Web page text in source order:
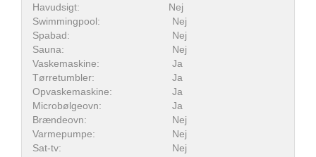
Havudsigt:
Nej
Swimmingpool:
Nej
Spabad:
Nej
Sauna:
Nej
Vaskemaskine:
Ja
Tørretumbler:
Ja
Opvaskemaskine:
Ja
Microbølgeovn:
Ja
Brændeovn:
Nej
Varmepumpe:
Nej
Sat-tv:
Nej